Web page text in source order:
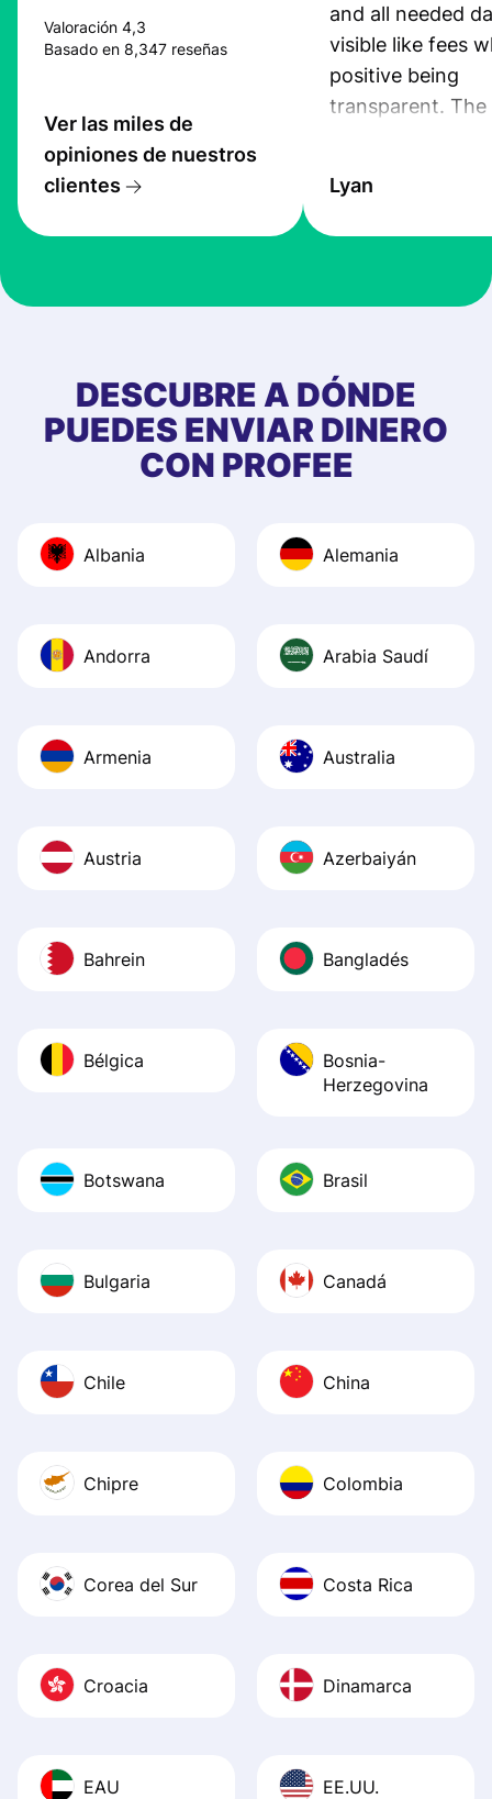
Valoración 4,3
Basado en 8,347 reseñas
Ver las miles de
opiniones de nuestros
clientes
and all needed
visible like fees
positive being
transparent. The
the exchange
at Profee is very
first started
app, and they
quick to provide
and helpful
Recommend it!
Lyan
DESCUBRE A DÓNDE
PUEDES ENVIAR DINERO
CON PROFEE
Albania Alemania
Andorra Arabia Saudí
Armenia Australia
Austria Azerbaiyán
Bahrein Bangladés
Bélgica
Bosnia-
Herzegovina
Botswana Brasil
Bulgaria Canadá
Chile China
Chipre Colombia
Corea del Sur Costa Rica
Croacia Dinamarca
EAU EE.UU.